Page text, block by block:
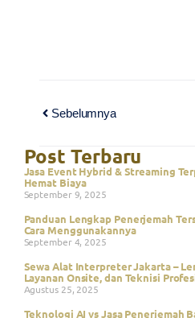
Sebelumnya
Post Terbaru
Jasa Event Hybrid & Streaming
Hemat Biaya
September 9, 2025
Panduan Lengkap Penerjemah
Cara Menggunakannya
September 4, 2025
Sewa Alat Interpreter Jakarta –
Layanan Onsite, dan Teknisi
Agustus 25, 2025
Teknologi AI vs Jasa Penerjemah